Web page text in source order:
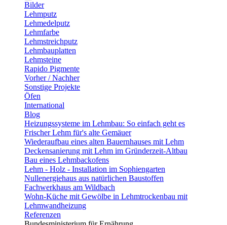
Bilder
Lehmputz
Lehmedelputz
Lehmfarbe
Lehmstreichputz
Lehmbauplatten
Lehmsteine
Rapido Pigmente
Vorher / Nachher
Sonstige Projekte
Öfen
International
Blog
Heizungssysteme im Lehmbau: So einfach geht es
Frischer Lehm für's alte Gemäuer
Wiederaufbau eines alten Bauernhauses mit Lehm
Deckensanierung mit Lehm im Gründerzeit-Altbau
Bau eines Lehmbackofens
Lehm - Holz - Installation im Sophiengarten
Nullenergiehaus aus natürlichen Baustoffen
Fachwerkhaus am Wildbach
Wohn-Küche mit Gewölbe in Lehmtrockenbau mit
Lehmwandheizung
Referenzen